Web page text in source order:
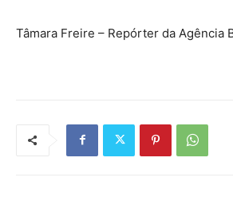
Tâmara Freire – Repórter da Agência